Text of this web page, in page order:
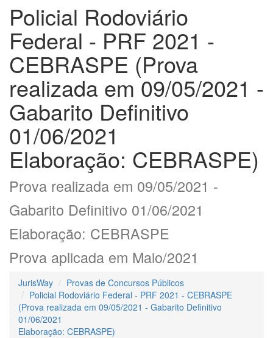
Policial Rodoviário
Federal - PRF 2021 -
CEBRASPE (Prova
realizada em 09/05/2021 -
Gabarito Definitivo
01/06/2021
Elaboração: CEBRASPE)
Prova realizada em 09/05/2021 -
Gabarito Definitivo 01/06/2021
Elaboração: CEBRASPE
Prova aplicada em Maio/2021
JurisWay
Provas de Concursos Públicos
Policial Rodoviário Federal - PRF 2021 - CEBRASPE
(Prova realizada em 09/05/2021 - Gabarito Definitivo
01/06/2021
Elaboração: CEBRASPE)